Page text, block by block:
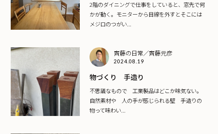
2階のダイニングで仕事をしていると、窓先で何
かが動く。モニターから目線を外すとそこには
メジロのつがい...
齊藤の日常／齊藤元彦
2024.08.19
物づくり 手造り
不思議なもので 工業製品はどこか味気ない。
自然素材や 人の手が感じられる壁 手造りの
物って味わい...